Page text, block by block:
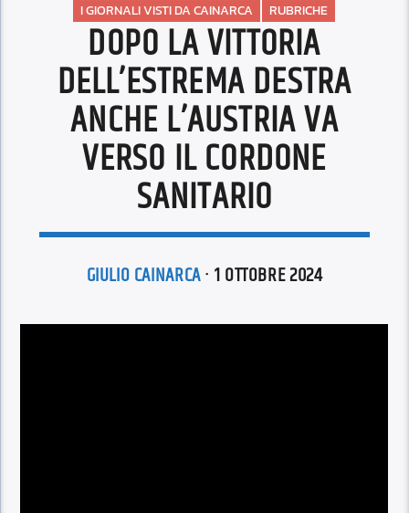
I GIORNALI VISTI DA CAINARCA RUBRICHE
DOPO LA VITTORIA
DELL’ESTREMA DESTRA
ANCHE L’AUSTRIA VA
VERSO IL CORDONE
SANITARIO
GIULIO CAINARCA· 1 OTTOBRE 2024